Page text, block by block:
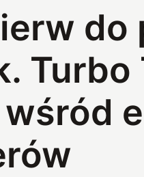
do
Turbo
wśród